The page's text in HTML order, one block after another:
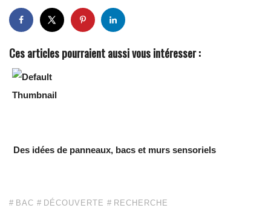
Ces articles pourraient aussi vous intéresser :
Des idées de panneaux, bacs et murs sensoriels
BAC DÉCOUVERTE RECHERCHE